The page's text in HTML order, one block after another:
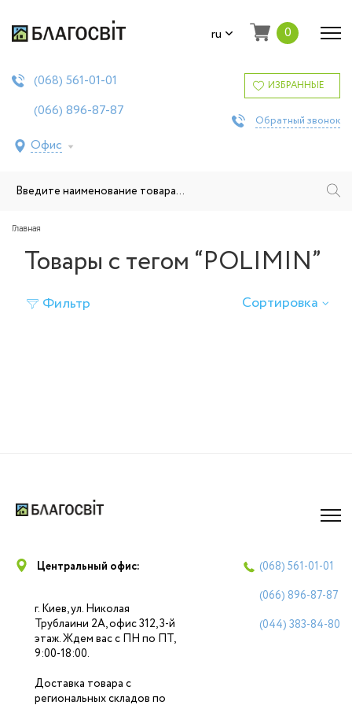
ru 0
(068) 561-01-01
(066) 896-87-87
Офис
ИЗБРАННЫЕ
Обратный звонок
Главная
Товары с тегом “POLIMIN”
Фильтр Сортировка
Центральный офис:
г. Киев, ул. Николая
Трублаини 2А, офис 312, 3-й
этаж. Ждем вас с ПН по ПТ,
9:00-18:00.
Доставка товара с
региональных складов по
(068) 561-01-01
(066) 896-87-87
(044) 383-84-80